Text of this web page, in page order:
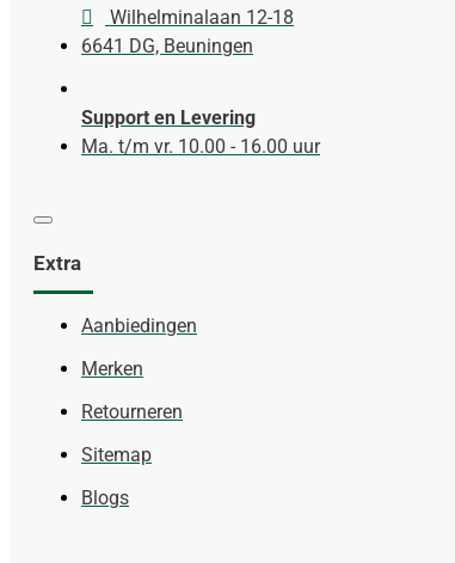
Wilhelminalaan 12-18
6641 DG, Beuningen
Support en Levering
Ma. t/m vr. 10.00 - 16.00 uur
Extra
Aanbiedingen
Merken
Retourneren
Sitemap
Blogs